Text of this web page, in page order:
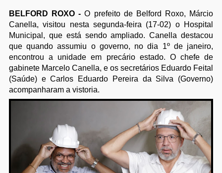
BELFORD ROXO -O prefeito de Belford Roxo, Márcio
Canella, visitou nesta segunda-feira (17-02) o Hospital
Municipal, que está sendo ampliado. Canella destacou
que quando assumiu o governo, no dia 1º de janeiro,
encontrou a unidade em precário estado. O chefe de
gabinete Marcelo Canella, e os secretários Eduardo Feital
(Saúde) e Carlos Eduardo Pereira da Silva (Governo)
acompanharam a vistoria.